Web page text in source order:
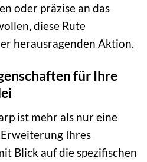
oder präzise an das
diese Rute
herausragenden Aktion.
für Ihre
ist mehr als nur eine
Ihres
Blick auf die spezifischen